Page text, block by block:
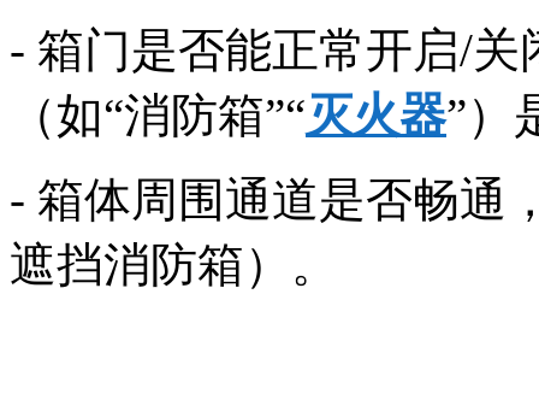
- 箱门是否能正常开启/
（如“消防箱”“灭火器”）
- 箱体周围通道是否畅通
遮挡消防箱）。